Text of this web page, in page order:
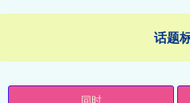
话题
同时